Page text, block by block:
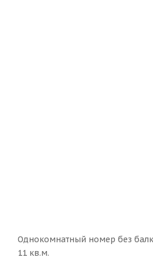
Однокомнатный номер без
11 кв.м.